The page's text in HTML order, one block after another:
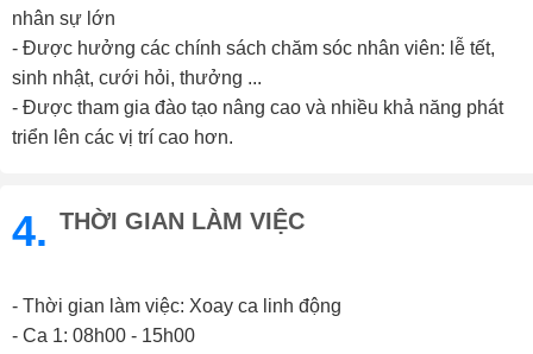
nhân sự lớn
- Được hưởng các chính sách chăm sóc nhân viên: lễ tết,
sinh nhật, cưới hỏi, thưởng ...
- Được tham gia đào tạo nâng cao và nhiều khả năng phát
triển lên các vị trí cao hơn.
4. THỜI GIAN LÀM VIỆC
- Thời gian làm việc: Xoay ca linh động
- Ca 1: 08h00 - 15h00